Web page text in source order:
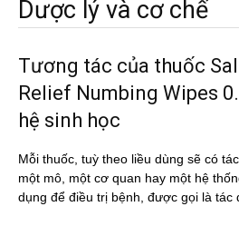
Dược lý và cơ chế
Tương tác của thuốc
Relief Numbing Wipes
hệ sinh học
Mỗi thuốc, tuỳ theo liều dùng sẽ có
một mô, một cơ quan hay một hệ
dụng để điều trị bệnh, được gọi là tác